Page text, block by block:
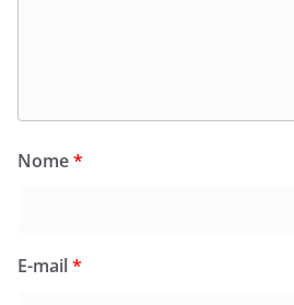
Nome*
E-mail*